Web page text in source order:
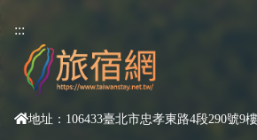
:::
地址：106433臺北市忠孝東路4段290號9樓